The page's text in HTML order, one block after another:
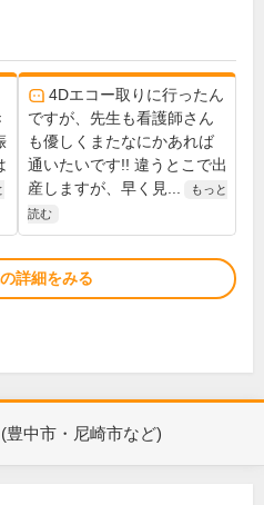
4Dエコー取りに行ったん
ですが、先生も看護師さん
も優しくまたなにかあれば
通いたいです!! 違うとこで出
産しますが、早く見...
もっと
読む
詳細をみる
(豊中市・尼崎市など)